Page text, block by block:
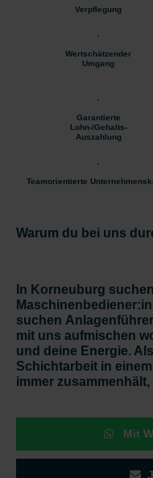
Verpflegung
Wertschätzender
Umgang
Garantierte
Lohn-/Gehalts-
Auszahlung
Teamorientierte
Warum du bei uns
In Korneuburg
suchen
mit uns aufmischen
und deine Energie.
Schichtarbeit in
immer
Mit